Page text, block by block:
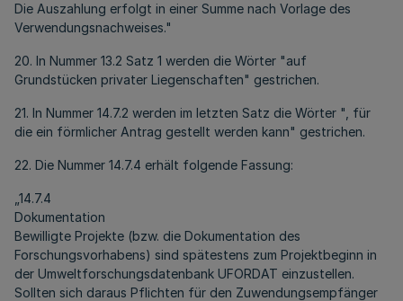
Die Auszahlung erfolgt in einer Summe nach Vorlage des
Verwendungsnachweises."
20. In Nummer 13.2 Satz 1 werden die Wörter "auf
Grundstücken privater Liegenschaften" gestrichen.
21. In Nummer 14.7.2 werden im letzten Satz die Wörter ", für
die ein förmlicher Antrag gestellt werden kann" gestrichen.
22. Die Nummer 14.7.4 erhält folgende Fassung:
„14.7.4
Dokumentation
Bewilligte Projekte (bzw. die Dokumentation des
Forschungsvorhabens) sind spätestens zum Projektbeginn in
der Umweltforschungsdatenbank UFORDAT einzustellen.
Sollten sich daraus Pflichten für den Zuwendungsempfänger